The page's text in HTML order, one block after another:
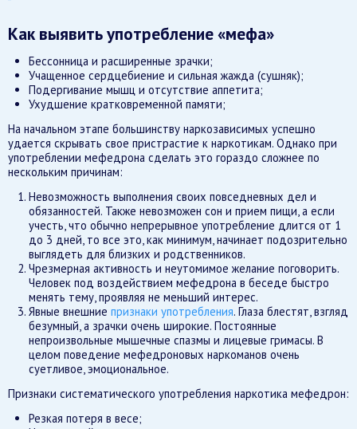
Как выявить употребление «мефа»
Бессонница и расширенные зрачки;
Учащенное сердцебиение и сильная жажда (сушняк);
Подергивание мышц и отсутствие аппетита;
Ухудшение кратковременной памяти;
На начальном этапе большинству наркозависимых успешно
удается скрывать свое пристрастие к наркотикам. Однако при
употреблении мефедрона сделать это гораздо сложнее по
нескольким причинам:
Невозможность выполнения своих повседневных дел и
обязанностей. Также невозможен сон и прием пищи, а если
учесть, что обычно непрерывное употребление длится от 1
до 3 дней, то все это, как минимум, начинает подозрительно
выглядеть для близких и родственников.
Чрезмерная активность и неутомимое желание поговорить.
Человек под воздействием мефедрона в беседе быстро
менять тему, проявляя не меньший интерес.
Явные внешние признаки употребления. Глаза блестят, взгляд
безумный, а зрачки очень широкие. Постоянные
непроизвольные мышечные спазмы и лицевые гримасы. В
целом поведение мефедроновых наркоманов очень
суетливое, эмоциональное.
Признаки систематического употребления наркотика мефедрон:
Резкая потеря в весе;